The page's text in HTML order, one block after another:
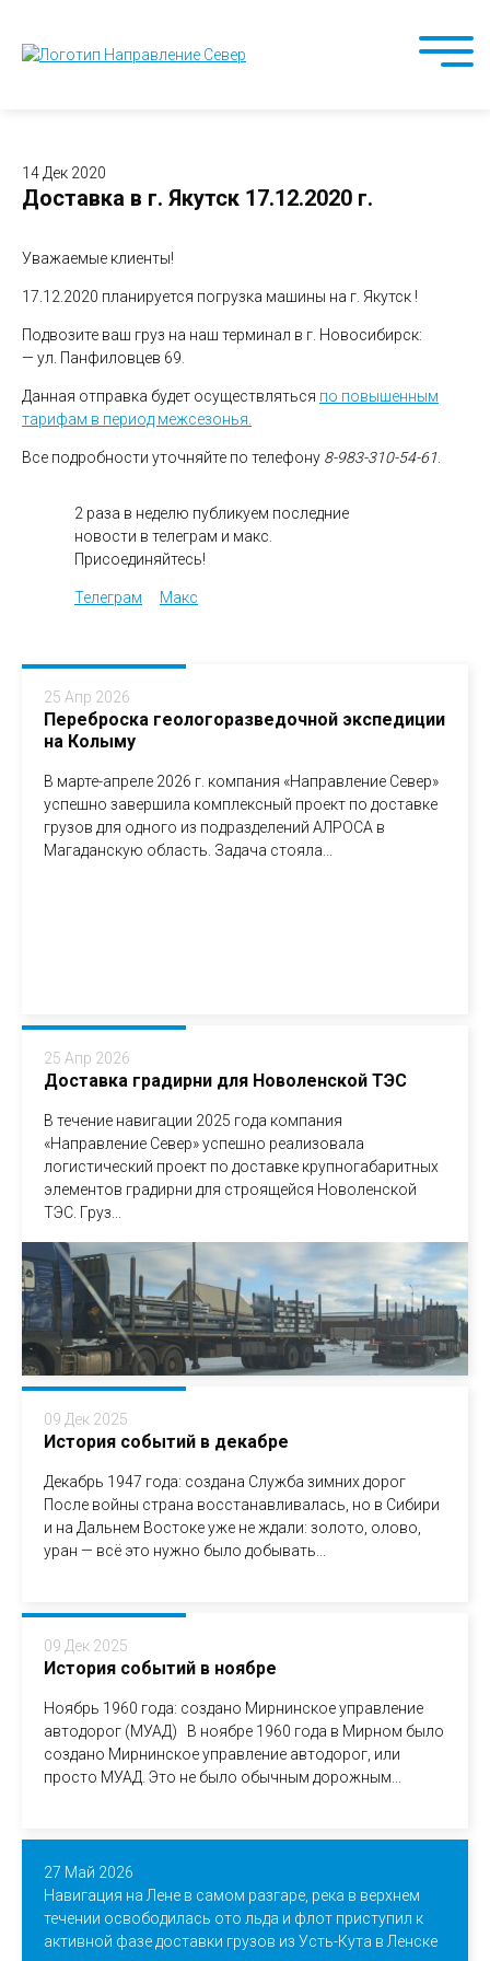
14 Дек 2020
Доставка в г. Якутск 17.12.2020 г.
Уважаемые клиенты!
17.12.2020 планируется погрузка машины на г. Якутск !
Подвозите ваш груз на наш терминал в г. Новосибирск:
— ул. Панфиловцев 69.
Данная отправка будет осуществляться по повышенным
тарифам в период межсезонья.
Все подробности уточняйте по телефону 8-983-310-54-61
2 раза в неделю публикуем последние
новости в телеграм и макс.
Присоединяйтесь!
Телеграм Макс
25 Апр 2026
Переброска геологоразведочной экспедиции
на Колыму
В марте-апреле 2026 г. компания «Направление Север»
успешно завершила комплексный проект по доставке
грузов для одного из подразделений АЛРОСА в
Магаданскую область. Задача стояла...
25 Апр 2026
Доставка градирни для Новоленской ТЭС
В течение навигации 2025 года компания
«Направление Север» успешно реализовала
логистический проект по доставке крупногабаритных
элементов градирни для строящейся Новоленской
ТЭС. Груз...
09 Дек 2025
История событий в декабре
Декабрь 1947 года: создана Служба зимних дорог
После войны страна восстанавливалась, но в Сибири
и на Дальнем Востоке уже не ждали: золото, олово,
уран — всё это нужно было добывать...
09 Дек 2025
История событий в ноябре
Ноябрь 1960 года: создано Мирнинское управление
автодорог (МУАД) В ноябре 1960 года в Мирном было
создано Мирнинское управление автодорог, или
просто МУАД. Это не было обычным дорожным...
27 Май 2026
Навигация на Лене в самом разгаре, река в верхнем
течении освободилась ото льда и флот приступил к
активной фазе доставки грузов из Усть-Кута в Ленске